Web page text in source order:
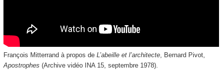
François Mitterrand à propos de L’abeille et l’architecte, Bernard Pivot,
Apostrophes (Archive vidéo INA 15, septembre 1978).